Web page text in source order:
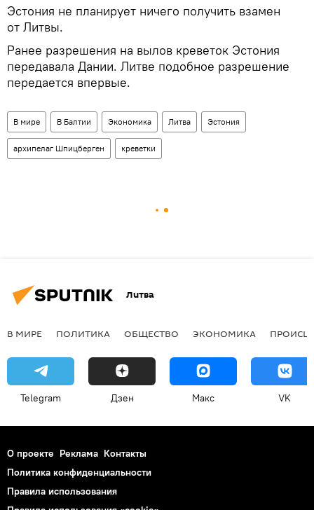
Эстония не планирует ничего получить взамен
от Литвы.
Ранее разрешения на вылов креветок Эстония
передавала Дании. Литве подобное разрешение
передается впервые.
В мире В Балтии Экономика Литва Эстония
архипелаг Шпицберген креветки
Литва
В МИРЕ ПОЛИТИКА ОБЩЕСТВО ЭКОНОМИКА
Telegram Дзен Макс VK
О проекте Реклама Контакты
Политика конфиденциальности
Правила использования